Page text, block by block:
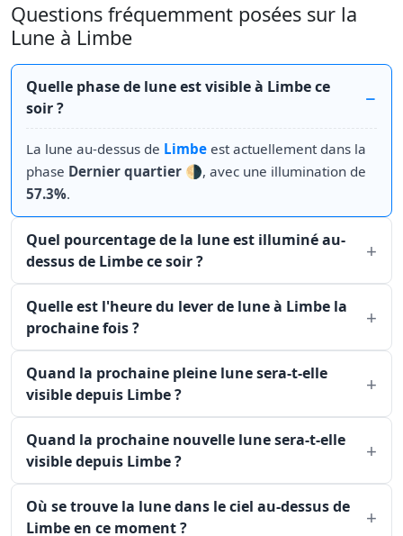
Questions fréquemment posées sur la
Lune à Limbe
Quelle phase de lune est visible à Limbe ce
soir ?
La lune au-dessus de Limbe est actuellement dans la
phase Dernier quartier 🌗, avec une illumination de
57.3%.
Quel pourcentage de la lune est illuminé au-
dessus de Limbe ce soir ?
Quelle est l'heure du lever de lune à Limbe la
prochaine fois ?
Quand la prochaine pleine lune sera-t-elle
visible depuis Limbe ?
Quand la prochaine nouvelle lune sera-t-elle
visible depuis Limbe ?
Où se trouve la lune dans le ciel au-dessus de
Limbe en ce moment ?